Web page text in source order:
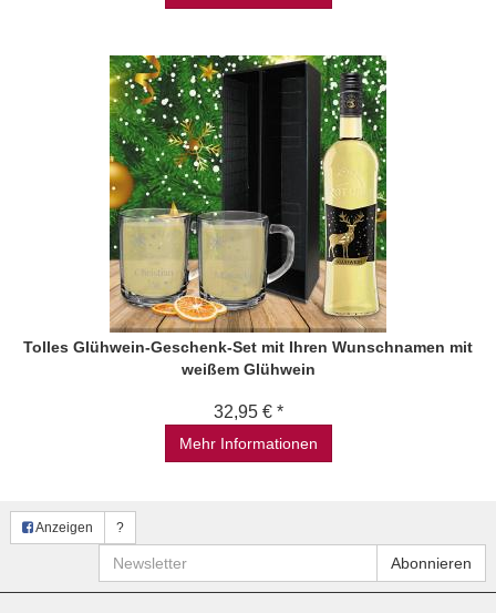
Tolles Glühwein-Geschenk-Set mit Ihren Wunschnamen mit
weißem Glühwein
32,95 € *
Mehr Informationen
Anzeigen ?
Newsletter Abonnieren